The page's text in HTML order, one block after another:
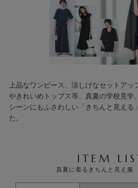
上品なワンピース、涼しげなセットアッ
やきれいめトップス等、真夏の学校見学
シーンにもふさわしい「きちんと見える
た。
ITEM
真夏に着るきちんと見え